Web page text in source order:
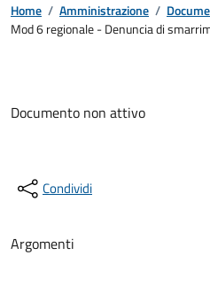
Home / Amministrazione /
Mod 6 regionale - Denuncia di
Documento non attivo
Condividi
Argomenti